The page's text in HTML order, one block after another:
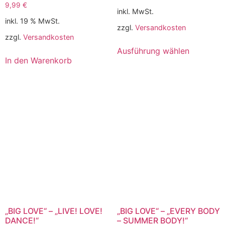
9,99 €
inkl. 19 % MwSt.
zzgl. Versandkosten
In den Warenkorb
inkl. MwSt.
zzgl. Versandkosten
Ausführung wählen
„BIG LOVE“ – „LIVE! LOVE!
DANCE!“
„BIG LOVE“ – „EVERY BODY
– SUMMER BODY!“